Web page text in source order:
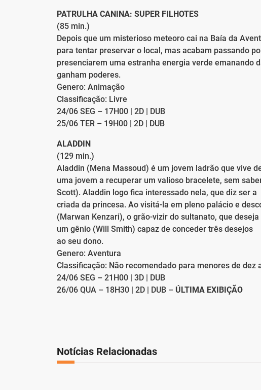
PATRULHA CANINA: SUPER FILHOTES
(85 min.)
Depois que um misterioso meteoro cai na Baía da
para tentar preservar o local, mas acabam passando
presenciarem uma estranha energia verde emanando
ganham poderes.
Genero: Animação
Classificação: Livre
24/06 SEG – 17H00 | 2D | DUB
25/06 TER – 19H00 | 2D | DUB
ALADDIN
(129 min.)
Aladdin (Mena Massoud) é um jovem ladrão que vive
uma jovem a recuperar um valioso bracelete, sem
Scott). Aladdin logo fica interessado nela, que diz ser a
criada da princesa. Ao visitá-la em pleno palácio e
(Marwan Kenzari), o grão-vizir do sultanato, que
um gênio (Will Smith) capaz de conceder três desejos
ao seu dono.
Genero: Aventura
Classificação: Não recomendado para menores de dez
24/06 SEG – 21H00 | 3D | DUB
26/06 QUA – 18H30 | 2D | DUB – ÚLTIMA EXIBIÇÃO
Notícias Relacionadas